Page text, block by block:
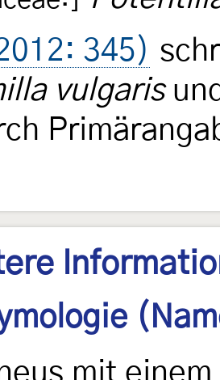
345)
vulgaris
mit